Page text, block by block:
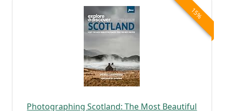
15%
Pho­to­gra­phing Scot­land: The Most Beau­tiful